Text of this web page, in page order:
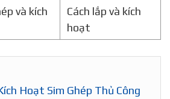
và kích
Cách lắp và kích
hoạt
Hoạt Sim Ghép Thủ Công